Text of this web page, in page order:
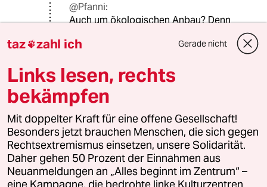
@Pfanni:
Auch um ökologischen Anbau? Denn
hervor...
HL Horst Lafos
22.01.2017,
Hallo,
war eine SuperDemo "Wir haben es satt... Viele
junge Familien mit Kindern, Jugendliche und
Ältere. Es hätten natürlich noch mehr sein
können.
taz zahl ich Gerade nicht
Links lesen, rechts
bekämpfen
Mit doppelter Kraft für eine offene Gesellschaft!
Besonders jetzt brauchen Menschen, die sich gegen
Rechtsextremismus einsetzen, unsere Solidarität.
Daher gehen 50 Prozent der Einnahmen aus
Neuanmeldungen an „Alles beginnt im Zentrum“ –